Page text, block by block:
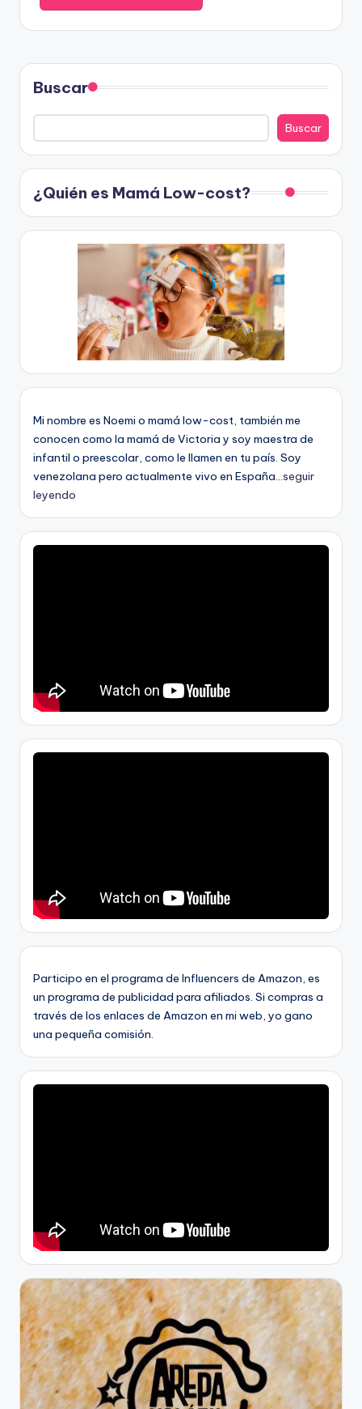
Buscar
Buscar
¿Quién es Mamá Low-cost?
Mi nombre es Noemi o mamá low-cost, también me
conocen como la mamá de Victoria y soy maestra de
infantil o preescolar, como le llamen en tu país. Soy
venezolana pero actualmente vivo en España...seguir
leyendo
Participo en el programa de Influencers de Amazon, es
un programa de publicidad para afiliados. Si compras a
través de los enlaces de Amazon en mi web, yo gano
una pequeña comisión.